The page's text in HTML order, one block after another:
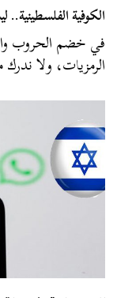
الكوفية
في خضم الحروب
الرمزيات، ولا